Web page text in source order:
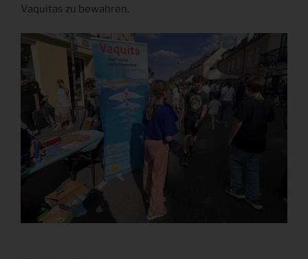
Vaquitas zu bewahren.